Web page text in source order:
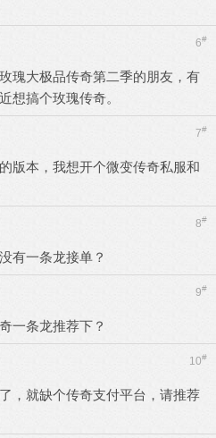
6#
瑰大极品传奇第二季的朋友，有
想搞个玫瑰传奇。
7#
版本，我想开个微变传奇私服和
8#
有一条龙接单？
9#
一条龙推荐下？
10#
，就缺个传奇支付平台，请推荐